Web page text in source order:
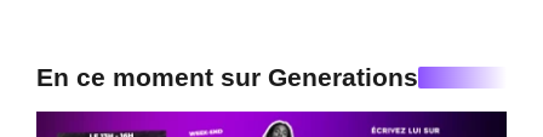
En ce moment sur Generations